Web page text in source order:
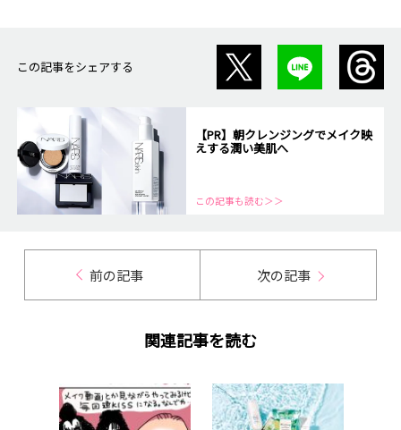
この記事をシェアする
【PR】朝クレンジングでメイク映
えする潤い美肌へ
この記事も読む＞＞
前の記事 次の記事
関連記事を読む